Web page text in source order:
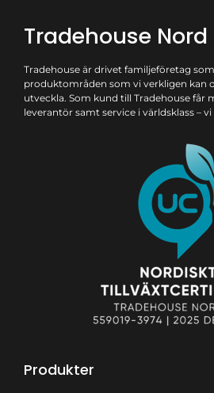
Tradehouse Nord
Tradehouse är drivet familjeföretag
produktområden som vi verkligen kan
utveckla. Som kund till Tradehouse får
leverantör samt service i världsklass –
Produkter